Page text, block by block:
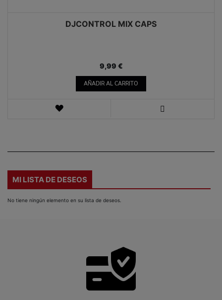
DJCONTROL MIX CAPS
9,99 €
AÑADIR AL CARRITO
LISTA
MI LISTA DE DESEOS
No tiene ningún elemento en su lista de deseos.